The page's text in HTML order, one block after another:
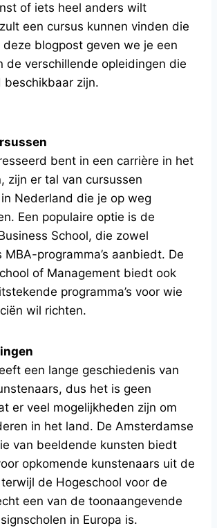
of iets heel anders wilt
een cursus kunnen vinden die
deze blogpost geven we je een
de verschillende opleidingen die
beschikbaar zijn.
bent in een carrière in het
zijn er tal van cursussen
Nederland die je op weg
Een populaire optie is de
School, die zowel
programma’s aanbiedt. De
of Management biedt ook
programma’s voor wie
wil richten.
een lange geschiedenis van
dus het is geen
er veel mogelijkheden zijn om
in het land. De Amsterdamse
van beeldende kunsten biedt
opkomende kunstenaars uit de
de Hogeschool voor de
een van de toonaangevende
in Europa is.